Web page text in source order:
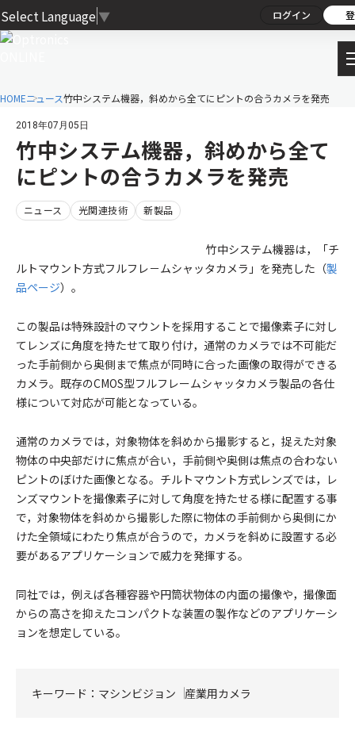
Select Language ▼ ログイン
HOMEニュース竹中システム機器，斜めから全てにピントの合うカメラを発売
2018年07月05日
竹中システム機器，斜めから全て
にピントの合うカメラを発売
ニュース 光関連技術 新製品
竹中システム機器は，「チ
ルトマウント方式フルフレ－ムシャッタカメラ」を発売した（製
品ページ）。
この製品は特殊設計のマウントを採用することで撮像素子に対し
てレンズに角度を持たせて取り付け，通常のカメラでは不可能だ
った手前側から奥側まで焦点が同時に合った画像の取得ができる
カメラ。既存のCMOS型フルフレームシャッタカメラ製品の各仕
様について対応が可能となっている。
通常のカメラでは，対象物体を斜めから撮影すると，捉えた対象
物体の中央部だけに焦点が合い，手前側や奥側は焦点の合わない
ピントのぼけた画像となる。チルトマウント方式レンズでは，レ
ンズマウントを撮像素子に対して角度を持たせる様に配置する事
で，対象物体を斜めから撮影した際に物体の手前側から奥側にか
けた全領域にわたり焦点が合うので，カメラを斜めに設置する必
要があるアプリケーションで威力を発揮する。
同社では，例えば各種容器や円筒状物体の内面の撮像や，撮像面
からの高さを抑えたコンパクトな装置の製作などのアプリケーシ
ョンを想定している。
キーワード： マシンビジョン 産業用カメラ